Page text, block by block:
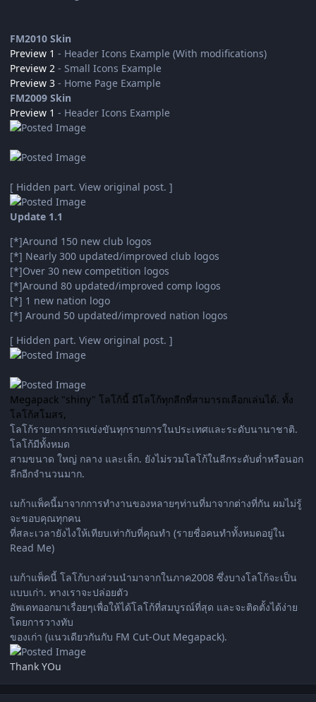
FM2010 Skin
Preview 1 - Header Icons Example (With modifications)
Preview 2 - Small Icons Example
Preview 3 - Home Page Example
FM2009 Skin
Preview 1 - Header Icons Example
[ Hidden part. View original post. ]
Update 1.1
[*]Around 150 new club logos
[*] Nearly 300 updated/improved club logos
[*]Over 30 new competition logos
[*]Around 80 updated/improved comp logos
[*] 1 new nation logo
[*] Around 50 updated/improved nation logos
[ Hidden part. View original post. ]
Megapack "shiny" โลโก้นี้ มีโลโก้ทุกลีกที่สามารถเลือกเล่นได้. ทั้ง
โลโก้สโมสร,
โลโก้รายการการแข่งขันทุกรายการในประเทศและระดับนานาชาติ.
โลโก้มีทั้งหมด
สามขนาด ใหญ่ กลาง และเล็ก. ยังไม่รวมโลโก้ในลีกระดับต่ำหรือนอก
ลีกอีกจำนวนมาก.
เมก้าแพ็คนี้มาจากการทำงานของหลายๆท่านที่มาจากต่างที่กัน ผมไม่รู้
จะขอบคุณทุกคน
ที่สละเวลายังไงให้เทียบเท่ากับที่คุณทำ (รายชื่อคนทำทั้งหมดอยู่ใน
Read Me)
เมก้าแพ็คนี้ โลโก้บางส่วนนำมาจากในภาค2008 ซึ่งบางโลโก้จะเป็น
แบบเก่า. ทางเราจะปล่อยตัว
อัพเดทออกมาเรื่อยๆเพื่อให้ได้โลโก้ที่สมบูรณ์ที่สุด และจะติดตั้งได้ง่าย
โดยการวางทับ
ของเก่า (แนวเดียวกันกับ FM Cut-Out Megapack).
Thank YOu